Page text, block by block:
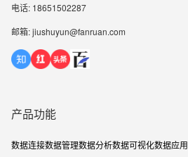
电话: 18651502287
邮箱: jiushuyun@fanruan.com
产品功能
数据连接数据管理数据分析数据可视化数据应用